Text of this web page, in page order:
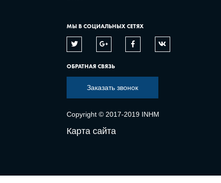
МЫ В СОЦИАЛЬНЫХ СЕТЯХ
ОБРАТНАЯ СВЯЗЬ
Заказать звонок
Copyright © 2017-2019 INHM
Карта сайта